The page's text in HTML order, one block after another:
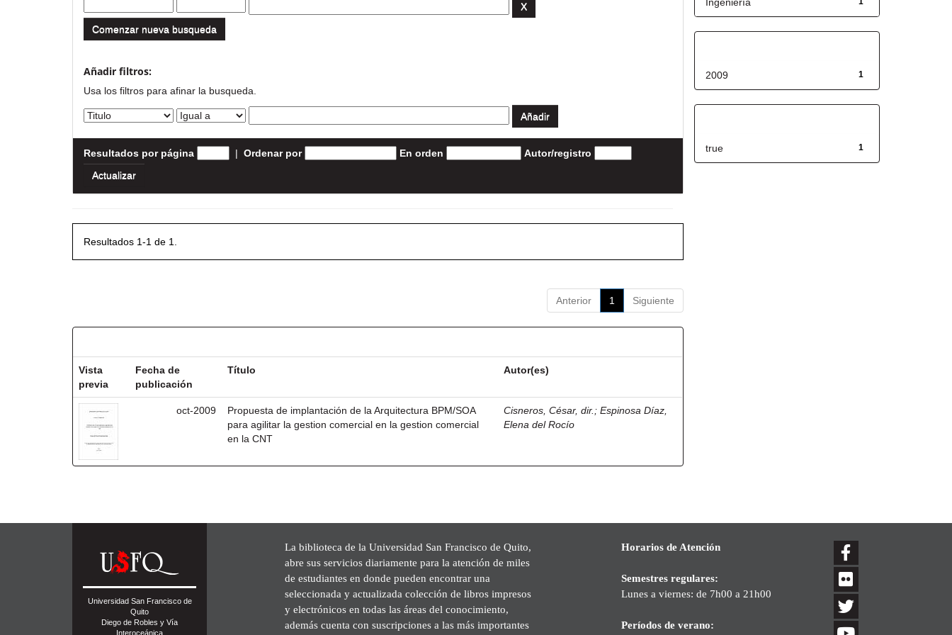
Comenzar nueva busqueda
Añadir filtros:
Usa los filtros para afinar la busqueda.
Resultados por página | Ordenar por En orden Autor/registro
Resultados 1-1 de 1.
Anterior 1 Siguiente
Vista
previa
Fecha de
publicación
Título Autor(es)
oct-2009
Propuesta de implantación de la Arquitectura BPM/SOA
para agilitar la gestion comercial en la gestion comercial
en la CNT
Cisneros, César, dir. ;Espinosa Díaz,
Elena del Rocío
1
2009
1
true
Universidad San Francisco de
Quito
Diego de Robles y Vía
Interoceánica
La biblioteca de la Universidad San Francisco de Quito,
abre sus servicios diariamente para la atención de miles
de estudiantes en donde pueden encontrar una
seleccionada y actualizada colección de libros impresos
y electrónicos en todas las áreas del conocimiento,
además cuenta con suscripciones a las más importantes
Horarios de Atención
Semestres regulares:
Lunes a viernes: de 7h00 a 21h00
Períodos de verano: